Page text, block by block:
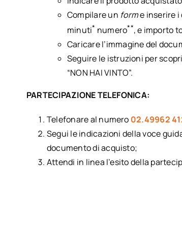
Compilare un forme inserire i
minuti* numero**, e importo
Caricare l’immagine del
Seguire le istruzioni per
“NON HAI VINTO”.
PARTECIPAZIONE TELEFONICA:
Telefonare al numero 02.49962
Segui le indicazioni della voce
documento di acquisto;
Attendi in linea l’esito della